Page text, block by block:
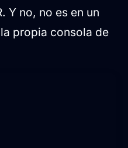
Y no, no es en un
propia consola de